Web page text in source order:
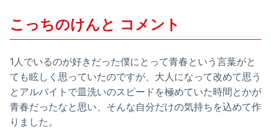
こっちのけんと コメント
1人でいるのが好きだった僕にとって青春という言葉がと
ても眩しく思っていたのですが、大人になって改めて思う
とアルバイトで皿洗いのスピードを極めていた時間とかが
青春だったなと思い、そんな自分だけの気持ちを込めて作
りました。